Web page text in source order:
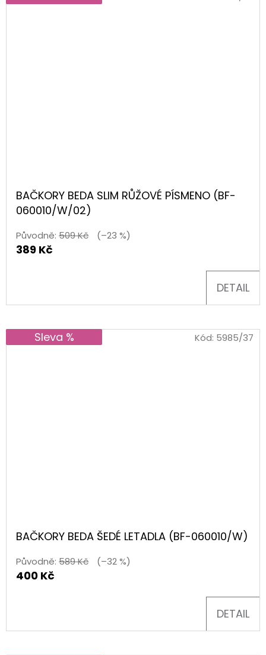
BAČKORY BEDA SLIM RŮŽOVÉ PÍSMENO (BF-
060010/W/02)
Původně: 509 Kč (–23 %)
389 Kč
DETAIL
Sleva %
BAČKORY BEDA ŠEDÉ LETADLA (BF-060010/W)
Původně: 589 Kč (–32 %)
400 Kč
DETAIL
Kód: 5985/37